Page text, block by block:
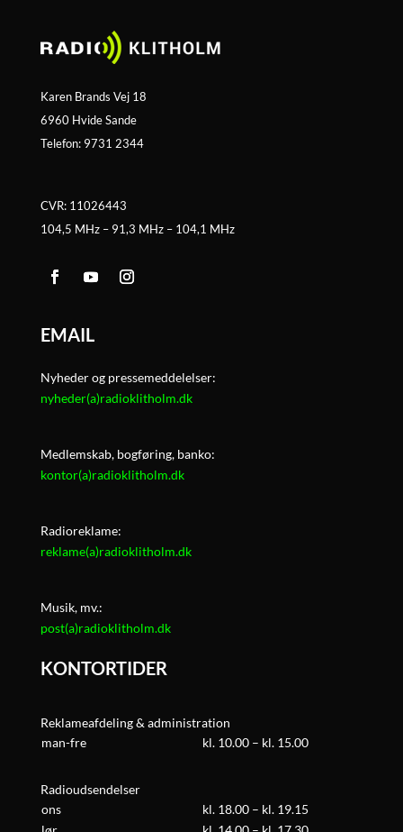
Karen Brands Vej 18
6960 Hvide Sande
Telefon: 9731 2344
CVR: 11026443
104,5 MHz – 91,3 MHz – 104,1 MHz
EMAIL
Nyheder og pressemeddelelser:
nyheder(a)radioklitholm.dk
Medlemskab, bogføring, banko:
kontor(a)radioklitholm.dk
Radioreklame:
reklame(a)radioklitholm.dk
Musik, mv.:
post(a)radioklitholm.dk
KONTORTIDER
Reklameafdeling & administration
man-fre
kl. 10.00 – kl. 15.00
Radioudsendelser
ons
kl. 18.00 – kl. 19.15